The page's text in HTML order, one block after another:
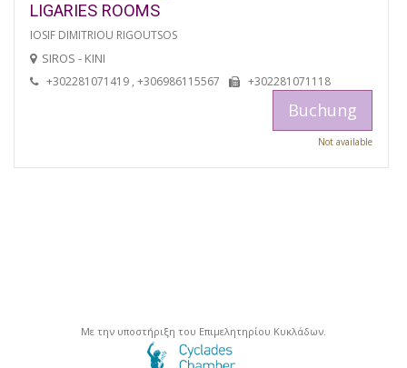
LIGARIES ROOMS
IOSIF DIMITRIOU RIGOUTSOS
SIROS - KINI
+302281071419 , +306986115567 +302281071118
Buchung
Not available
Με την υποστήριξη του Επιμελητηρίου Κυκλάδων.